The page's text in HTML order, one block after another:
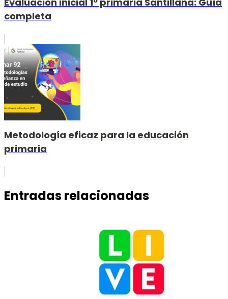
completa
Metodología eficaz para la educación
primaria
Entradas relacionadas